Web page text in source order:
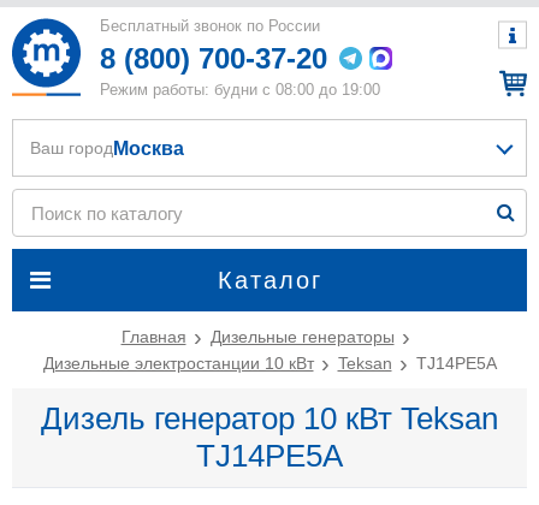
Бесплатный звонок по России
8 (800) 700-37-20
Режим работы: будни с 08:00 до 19:00
Каталог
Ваш город Москва
Главная
Дизельные генераторы
Дизельные электростанции 10 кВт
Teksan TJ14PE5A
Дизель генератор 10 кВт Teksan
TJ14PE5A